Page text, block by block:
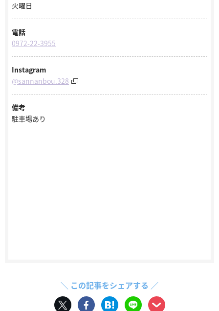
火曜日
電話
0972-22-3955
Instagram
@sannanbou.328
備考
駐車場あり
＼ この記事をシェアする ／